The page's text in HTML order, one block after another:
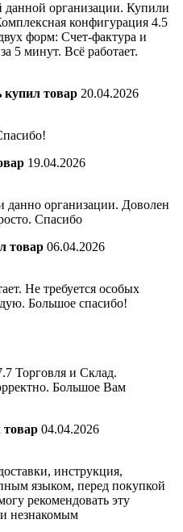
данной организации. Купили
конфигурация 4.5
форм: Счет-фактура и
5 минут. Всё работает.
купил товар 20.04.2026
19.04.2026
данно организации. Доволен
Спасибо
товар 06.04.2026
Не требуется особых
Большое спасибо!
Торговля и Склад.
Большое Вам
товар 04.04.2026
инструкция,
языком, перед покупкой
рекомендовать эту
незнакомым